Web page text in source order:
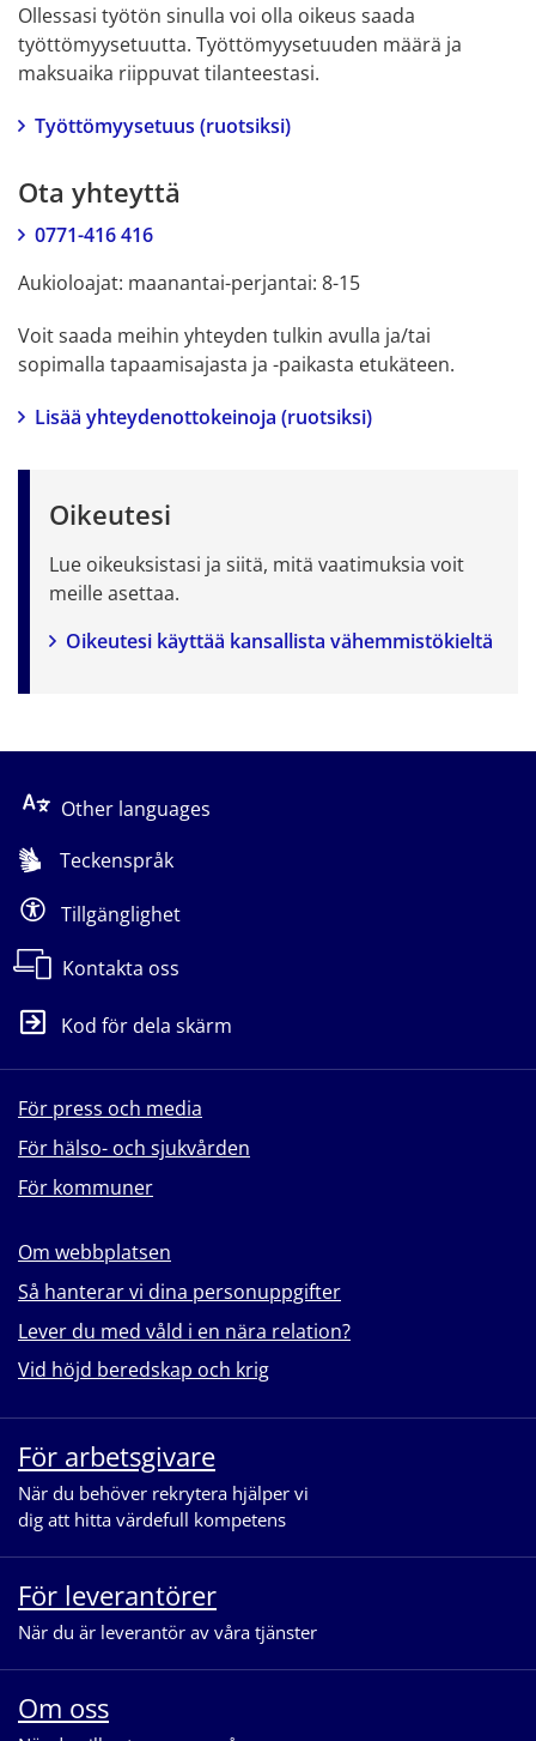
Ollessasi työtön sinulla voi olla oikeus saada
työttömyysetuutta. Työttömyysetuuden määrä ja
maksuaika riippuvat tilanteestasi.
Työttömyysetuus (ruotsiksi)
Ota yhteyttä
0771-416 416
Aukioloajat: maanantai-perjantai: 8-15
Voit saada meihin yhteyden tulkin avulla ja/tai
sopimalla tapaamisajasta ja -paikasta etukäteen.
Lisää yhteydenottokeinoja (ruotsiksi)
Oikeutesi
Lue oikeuksistasi ja siitä, mitä vaatimuksia voit
meille asettaa.
Oikeutesi käyttää kansallista vähemmistökieltä
Other languages
Teckenspråk
Tillgänglighet
Kontakta oss
Kod för dela skärm
För press och media
För hälso- och sjukvården
För kommuner
Om webbplatsen
Så hanterar vi dina personuppgifter
Lever du med våld i en nära relation?
Vid höjd beredskap och krig
För arbetsgivare
När du behöver rekrytera hjälper vi
dig att hitta värdefull kompetens
För leverantörer
När du är leverantör av våra tjänster
Om oss